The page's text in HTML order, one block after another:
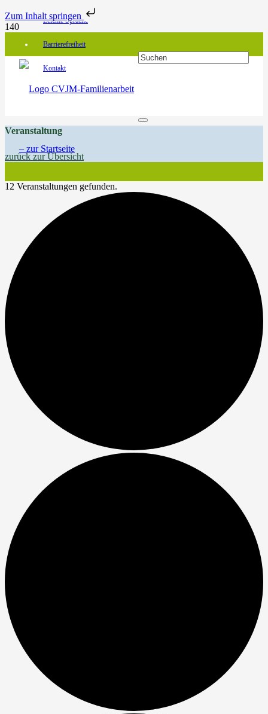
Zum Inhalt springen
Leichte Sprache
Barrierefreiheit
Kontakt
Veranstaltung
zurück zur Übersicht
12 Veranstaltungen gefunden.